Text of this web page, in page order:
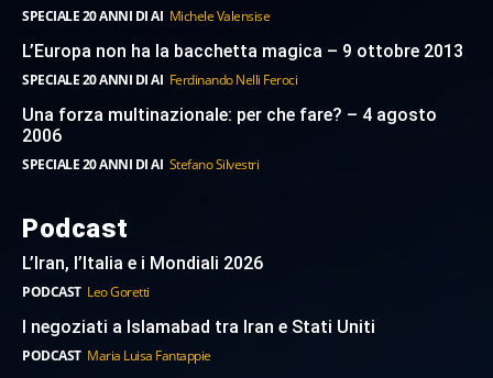
SPECIALE 20 ANNI DI AI Michele Valensise
L’Europa non ha la bacchetta magica – 9 ottobre 2013
SPECIALE 20 ANNI DI AI Ferdinando Nelli Feroci
Una forza multinazionale: per che fare? – 4 agosto
2006
SPECIALE 20 ANNI DI AI Stefano Silvestri
Podcast
L’Iran, l’Italia e i Mondiali 2026
PODCAST Leo Goretti
I negoziati a Islamabad tra Iran e Stati Uniti
PODCAST Maria Luisa Fantappie